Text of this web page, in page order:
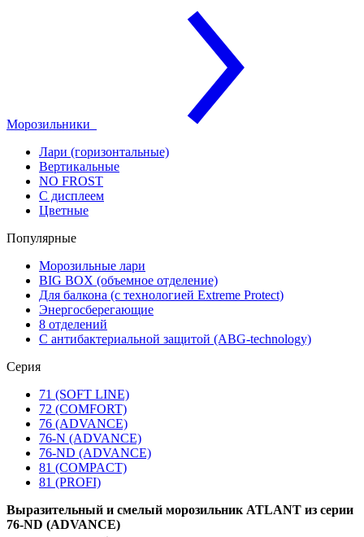
Морозильники
Лари (горизонтальные)
Вертикальные
NO FROST
С дисплеем
Цветные
Популярные
Морозильные лари
BIG BOX (объемное отделение)
Для балкона (с технологией Extreme Protect)
Энергосберегающие
8 отделений
С антибактериальной защитой (ABG-technology)
Серия
71 (SOFT LINE)
72 (COMFORT)
76 (ADVANCE)
76-N (ADVANCE)
76-ND (ADVANCE)
81 (COMPACT)
81 (PROFI)
Выразительный и смелый морозильник ATLANT из серии
76-ND (ADVANCE)